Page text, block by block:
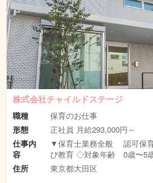
株式会社チャイルドステージ
職種
保育のお仕事
形態
正社員 月給293,000円～
仕事内
容
▼保育士業務全般 認可保育
び教育 ◇対象年齢 0歳
住所
東京都大田区